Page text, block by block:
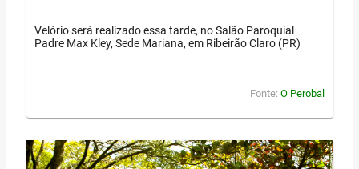
Velório será realizado essa tarde, no Salão Paroquial
Padre Max Kley, Sede Mariana, em Ribeirão Claro (PR)
Fonte: O Perobal